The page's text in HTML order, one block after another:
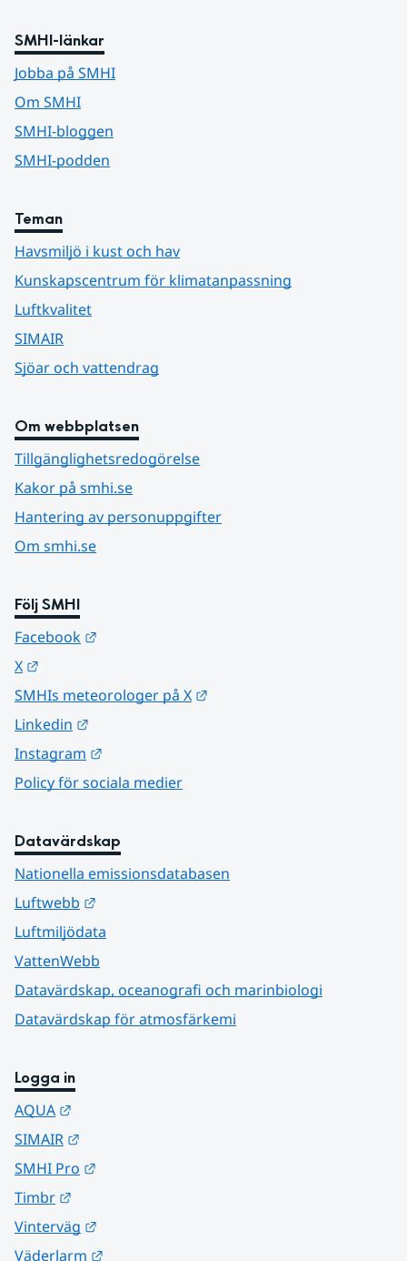
SMHI-länkar
Jobba på SMHI
Om SMHI
SMHI-bloggen
SMHI-podden
Teman
Havsmiljö i kust och hav
Kunskapscentrum för klimatanpassning
Luftkvalitet
SIMAIR
Sjöar och vattendrag
Om webbplatsen
Tillgänglighetsredogörelse
Kakor på smhi.se
Hantering av personuppgifter
Om smhi.se
Följ SMHI
Facebook
X
SMHIs meteorologer på X
Linkedin
Instagram
Policy för sociala medier
Datavärdskap
Nationella emissionsdatabasen
Luftwebb
Luftmiljödata
VattenWebb
Datavärdskap, oceanografi och marinbiologi
Datavärdskap för atmosfärkemi
Logga in
AQUA
SIMAIR
SMHI Pro
Timbr
Vinterväg
Väderlarm